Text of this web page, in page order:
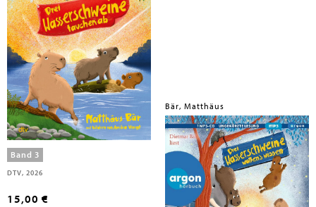
Bär, Matthäus
Drei Wasserschweine tauchen ab
Band 3
DTV, 2026
15,00 €
Bär, Matthäus
Drei Wasserschweine wollen's
wissen
Argon Sauerländer Audio, 2025
15,00 €